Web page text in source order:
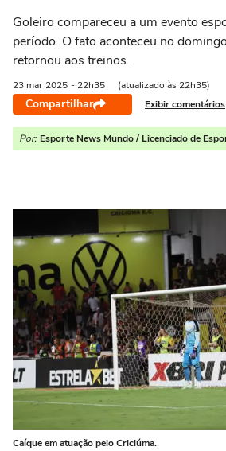
Goleiro compareceu a um evento
período. O fato aconteceu no
retornou aos treinos.
23 mar 2025 - 22h35 (atualizado às 22h35)
Compartilhar Exibir comentários
Por: Esporte News Mundo / Licenciado de
Caíque em atuação pelo Criciúma.